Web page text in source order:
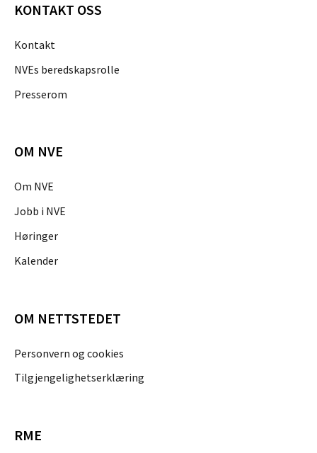
KONTAKT OSS
Kontakt
NVEs beredskapsrolle
Presserom
OM NVE
Om NVE
Jobb i NVE
Høringer
Kalender
OM NETTSTEDET
Personvern og cookies
Tilgjengelighetserklæring
RME